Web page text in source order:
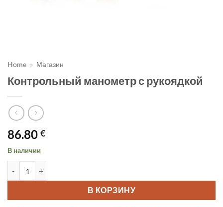
Home » Магазин
Контрольный манометр с рукоядкой
86.80 €
В наличии
В КОРЗИНУ